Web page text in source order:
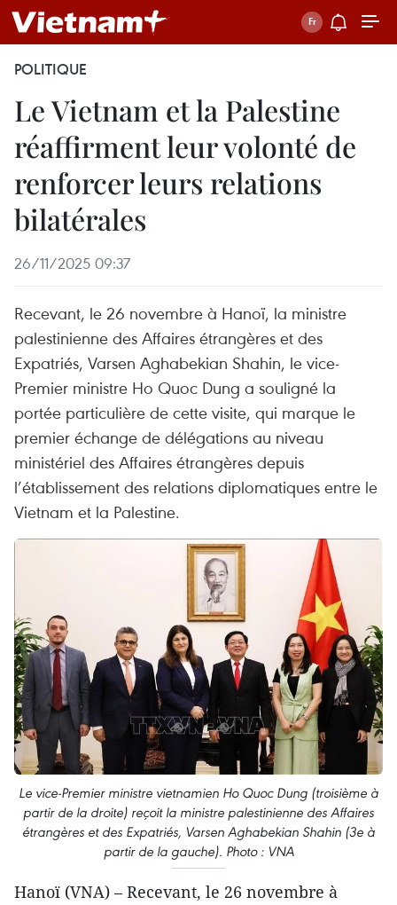
POLITIQUE
Le Vietnam et la Palestine
réaffirment leur volonté de
renforcer leurs relations
bilatérales
26/11/2025 09:37
Recevant, le 26 novembre à Hanoï, la ministre
palestinienne des Affaires étrangères et des
Expatriés, Varsen Aghabekian Shahin, le vice-
Premier ministre Ho Quoc Dung a souligné la
portée particulière de cette visite, qui marque le
premier échange de délégations au niveau
ministériel des Affaires étrangères depuis
l’établissement des relations diplomatiques entre le
Vietnam et la Palestine.
Le vice-Premier ministre vietnamien Ho Quoc Dung (troisième à
partir de la droite) reçoit la ministre palestinienne des Affaires
étrangères et des Expatriés, Varsen Aghabekian Shahin (3e à
partir de la gauche). Photo : VNA
Hanoï (VNA) – Recevant, le 26 novembre à